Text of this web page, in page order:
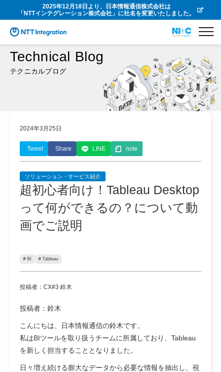
2025年12月18日より、日本情報通信株式会社は
「NTTインテグレーション株式会社」に社名を変更いたしました。
Technical Blog
テクニカルブログ
2024年3月25日
Tweet Share LINE note
ソリューション・サービス紹介
超初心者向け！Tableau Desktop
って何ができるの？について動
画でご説明
# BI # Tableau
投稿者：CX#3 鈴木
投稿者：鈴木
こんにちは、日本情報通信の鈴木です。
私はBIツールを取り扱うチームに所属しており、Tableau
を新しく担当することとなりました。
日々増え続ける膨大なデータから必要な情報を抽出し、視